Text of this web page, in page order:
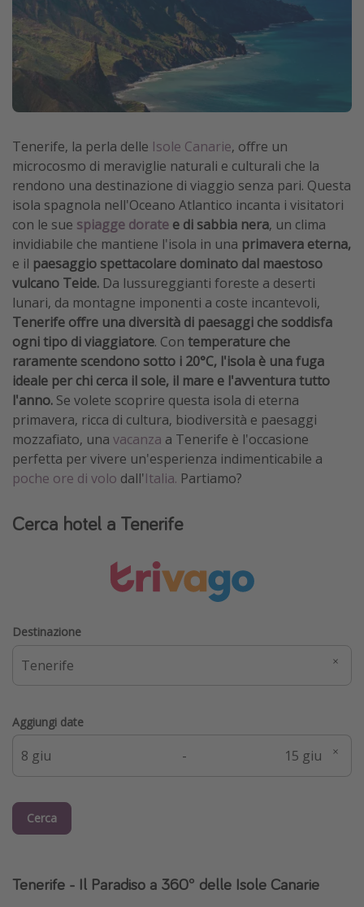
Calendario di viaggio
Festività del 2026
Città più visitate
Tenerife, la perla delle Isole Canarie, offre un
microcosmo di meraviglie naturali e culturali che la
rendono una destinazione di viaggio senza pari. Questa
isola spagnola nell'Oceano Atlantico incanta i visitatori
con le sue spiagge dorate e di sabbia nera, un clima
invidiabile che mantiene l'isola in una primavera eterna,
e il paesaggio spettacolare dominato dal maestoso
vulcano Teide. Da lussureggianti foreste a deserti
lunari, da montagne imponenti a coste incantevoli,
Tenerife offre una diversità di paesaggi che soddisfa
ogni tipo di viaggiatore. Con temperature che
raramente scendono sotto i 20°C, l'isola è una fuga
ideale per chi cerca il sole, il mare e l'avventura tutto
l'anno. Se volete scoprire questa isola di eterna
primavera, ricca di cultura, biodiversità e paesaggi
mozzafiato, una vacanza a Tenerife è l'occasione
perfetta per vivere un'esperienza indimenticabile a
poche ore di volo dall'Italia. Partiamo?
Cerca hotel a Tenerife
Destinazione
Aggiungi date
-
Cerca
Tenerife - Il Paradiso a 360° delle Isole Canarie